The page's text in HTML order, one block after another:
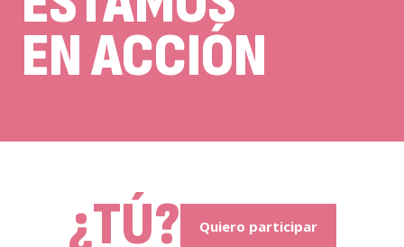
EN ACCIÓN
¿TÚ? Quiero participar